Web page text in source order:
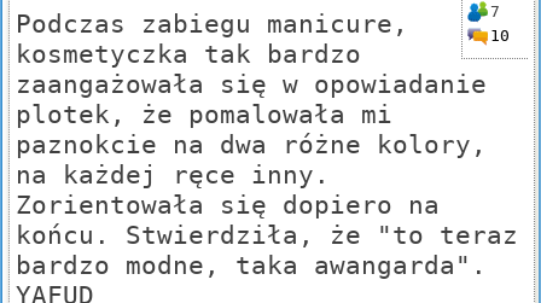
7
10
Podczas zabiegu manicure,
kosmetyczka tak bardzo
zaangażowała się w opowiadanie
plotek, że pomalowała mi
paznokcie na dwa różne kolory,
na każdej ręce inny.
Zorientowała się dopiero na
końcu. Stwierdziła, że "to teraz
bardzo modne, taka awangarda".
YAFUD